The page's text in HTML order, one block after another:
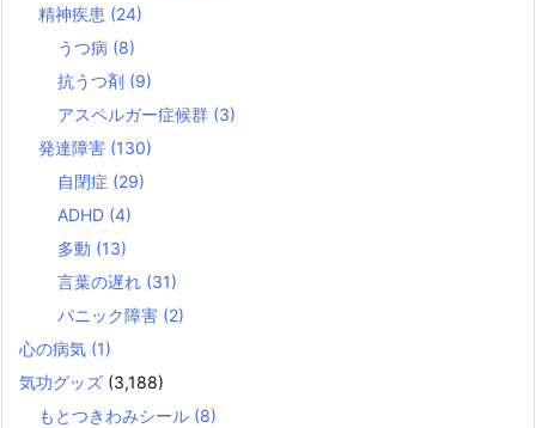
精神疾患 (24)
うつ病 (8)
抗うつ剤 (9)
アスペルガー症候群 (3)
発達障害 (130)
自閉症 (29)
ADHD (4)
多動 (13)
言葉の遅れ (31)
パニック障害 (2)
心の病気 (1)
気功グッズ (3,188)
もとつきわみシール (8)